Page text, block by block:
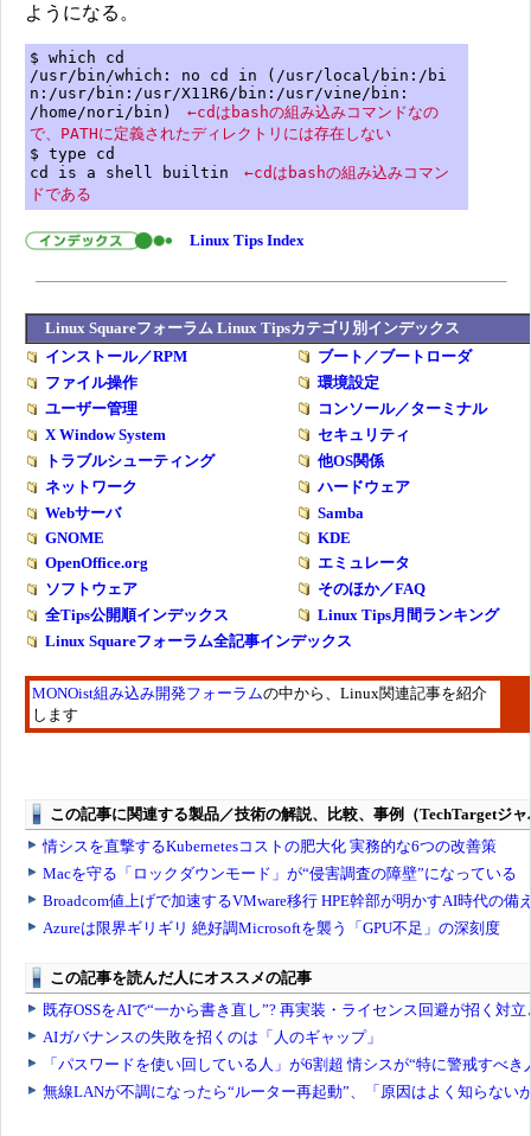
ようになる。
$ which cd
/usr/bin/which: no cd in (/usr/local/bin:/bi
n:/usr/bin:/usr/X11R6/bin:/usr/vine/bin:
/home/nori/bin) ←cdはbashの組み込みコマンドなの
で、PATHに定義されたディレクトリには存在しない
$ type cd
cd is a shell builtin ←cdはbashの組み込みコマン
ドである
Linux Tips Index
Linux Squareフォーラム Linux Tipsカテゴリ別インデックス
インストール／RPM
ブート／ブートローダ
ファイル操作
環境設定
ユーザー管理
コンソール／ターミナル
X Window System
セキュリティ
トラブルシューティング
他OS関係
ネットワーク
ハードウェア
Webサーバ
Samba
GNOME
KDE
OpenOffice.org
エミュレータ
ソフトウェア
そのほか／FAQ
全Tips公開順インデックス
Linux Tips月間ランキング
Linux Squareフォーラム全記事インデックス
MONOist組み込み開発フォーラムの中から、Linux関連記事を紹介
します